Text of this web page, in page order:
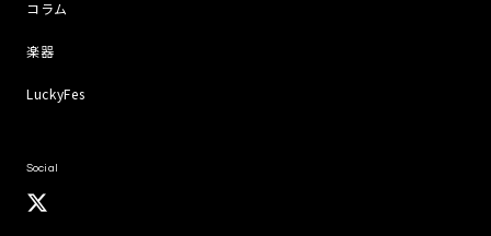
コラム
楽器
LuckyFes
Social